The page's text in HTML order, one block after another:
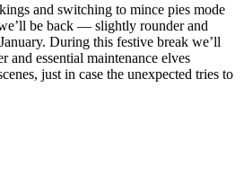
and switching to mince pies mode
be back — slightly rounder and
During this festive break we’ll
and essential maintenance elves
just in case the unexpected tries to